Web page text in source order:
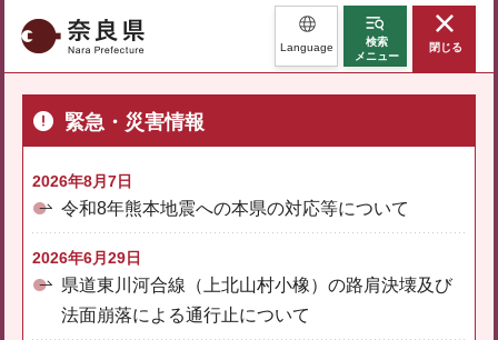
奈良県 Language
検索
メニュー
閉じる
緊急・災害情報
2026年8月7日
令和8年熊本地震への本県の対応等について
2026年6月29日
県道東川河合線（上北山村小橡）の路肩決壊及び
法面崩落による通行止について